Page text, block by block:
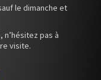
le dimanche et
pas à
visite.